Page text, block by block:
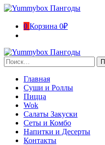
Перейти
содержимому
0 Корзина 0₽
Найти:
Главная
Суши и Роллы
Пицца
Wok
Салаты Закуски
Сеты и Комбо
Напитки и Десерты
Контакты